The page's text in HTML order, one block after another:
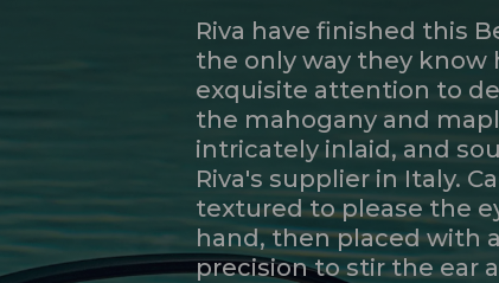
Riva have finished this
the only way they know
exquisite attention to
the mahogany and
intricately inlaid, and
Riva's supplier in Italy.
textured to please the
hand, then placed with
precision to stir the ear